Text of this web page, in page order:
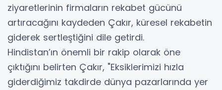
ziyaretlerinin firmaların rekabet gücünü
artıracağını kaydeden Çakır, küresel rekabetin
giderek sertleştiğini dile getirdi.
Hindistan’ın önemli bir rakip olarak öne
çıktığını belirten Çakır, "Eksiklerimizi hızla
giderdiğimiz takdirde dünya pazarlarında yer